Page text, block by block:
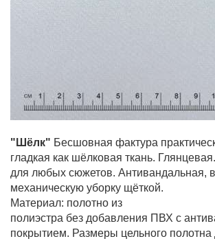
"Шёлк" Бесшовная фактура
гладкая как шёлковая ткань.
для любых сюжетов. Антивандальная,
механическую уборку щёткой.
Материал: полотно из
полиэстра без добавления ПВХ с
покрытием. Размеры цельного полотна